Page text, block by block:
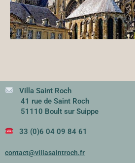
Villa Saint Roch
41 rue de Saint Roch
51110 Boult sur Suippe
33 (0)6 04 09 84 61
contact@villasaintroch.fr